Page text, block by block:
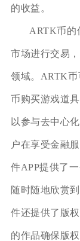
的收益。
ARTK币的
市场进行交易
领域。ARTK
币购买游戏道
以参与去中心
户在享受金融
件APP提供了
随时随地欣赏
件还提供了版
的作品确保版